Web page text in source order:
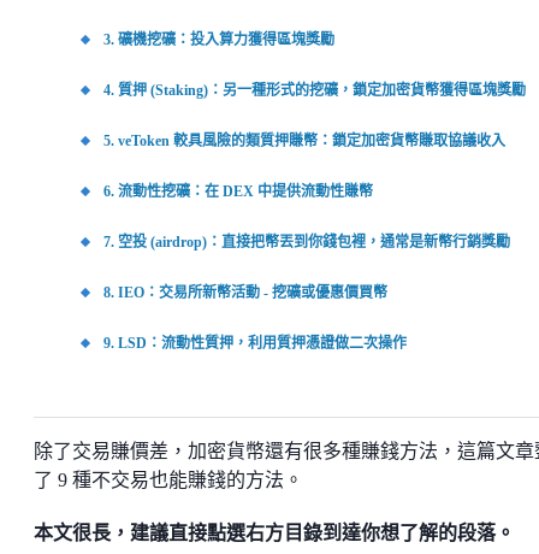
3. 礦機挖礦：投入算力獲得區塊獎勵
4. 質押 (Staking)：另一種形式的挖礦，鎖定加密貨幣獲得區塊獎勵
5. veToken 較具風險的類質押賺幣：鎖定加密貨幣賺取協議收入
6. 流動性挖礦：在 DEX 中提供流動性賺幣
7. 空投 (airdrop)：直接把幣丟到你錢包裡，通常是新幣行銷獎勵
8. IEO：交易所新幣活動 - 挖礦或優惠價買幣
9. LSD：流動性質押，利用質押憑證做二次操作
除了交易賺價差，加密貨幣還有很多種賺錢方法，這篇文章
了 9 種不交易也能賺錢的方法。
本文很長，建議直接點選右方目錄到達你想了解的段落。